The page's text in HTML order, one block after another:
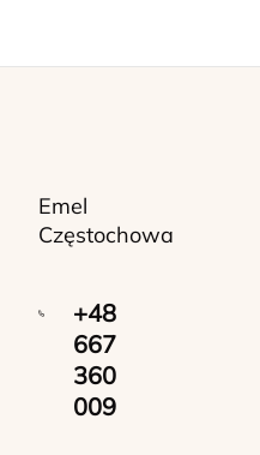
Emel
Częstochowa
+48
667
360
009